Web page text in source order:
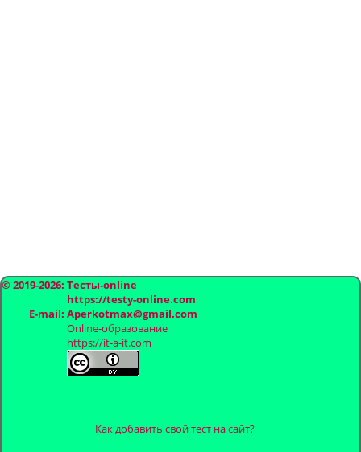
© 2019-2026: Тесты-online
https://testy-online.com
E-mail: Aperkotmax@gmail.com
Online-образование
https://it-a-it.com
Как добавить свой тест на сайт?